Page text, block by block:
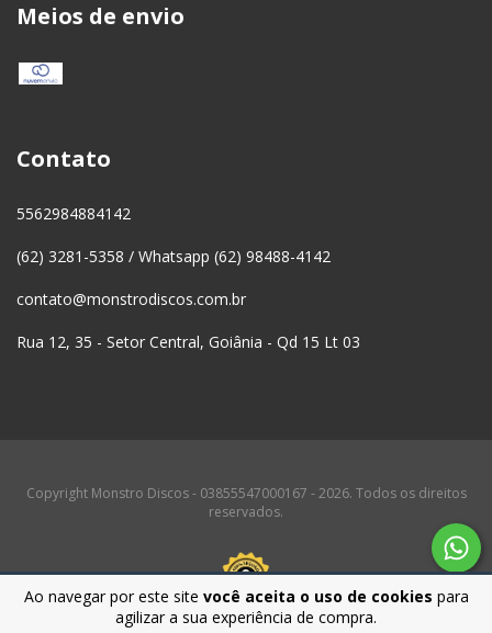
Ao navegar por este site você aceita o uso de cookies para
agilizar a sua experiência de compra.
Meios de envio
Contato
5562984884142
(62) 3281-5358 / Whatsapp (62) 98488-4142
contato@monstrodiscos.com.br
Rua 12, 35 - Setor Central, Goiânia - Qd 15 Lt 03
Copyright Monstro Discos - 03855547000167 - 2026. Todos os direitos
reservados.